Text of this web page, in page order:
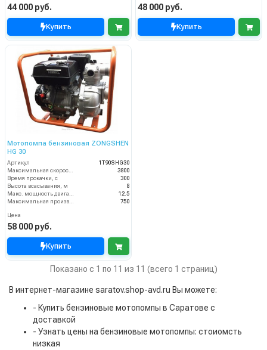
44 000 руб.
Купить
48 000 руб.
Купить
Мотопомпа бензиновая ZONGSHEN
HG 30
Артикул
1T90SHG30
Максимальная скорость вращения, об/мин
3800
Время прокачки, с
300
Высота всасывания, м
8
Макс. мощность двигателя, л.с.
12.5
Максимальная производительность, л/мин
750
Цена
58 000 руб.
Купить
Показано с 1 по 11 из 11 (всего 1 страниц)
В интернет-магазине saratov.shop-avd.ru Вы можете:
- Купить бензиновые мотопомпы в Саратове с
доставкой
- Узнать цены на бензиновые мотопомпы: стоиомсть
низкая